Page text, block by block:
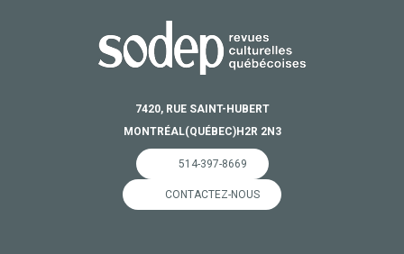
7420, RUE SAINT-HUBERT
MONTRÉAL(QUÉBEC)H2R 2N3
514-397-8669
CONTACTEZ-NOUS